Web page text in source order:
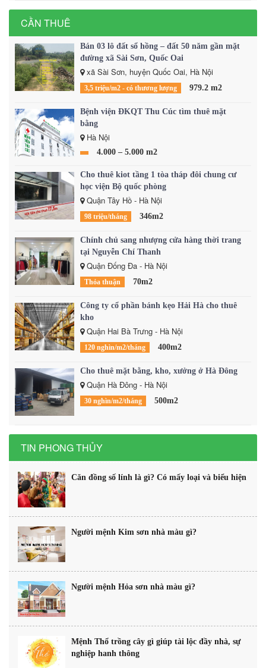
CẦN THUÊ
Bán 03 lô đất sổ hồng – đất 50 năm gần mặt
đường xã Sài Sơn, Quốc Oai
xã Sài Sơn, huyện Quốc Oai, Hà Nội
3,5 triệu/m2 - có thương lượng 979.2 m2
Bệnh viện ĐKQT Thu Cúc tìm thuê mặt
bằng
Hà Nội
4.000 – 5.000 m2
Cho thuê kiot tầng 1 tòa tháp đôi chung cư
học viện Bộ quốc phòng
Quận Tây Hồ - Hà Nội
98 triệu/tháng 346m2
Chính chủ sang nhượng cửa hàng thời trang
tại Nguyễn Chí Thanh
Quận Đống Đa - Hà Nội
Thỏa thuận 70m2
Công ty cổ phần bánh kẹo Hải Hà cho thuê
kho
Quận Hai Bà Trưng - Hà Nội
120 nghìn/m2/tháng 400m2
Cho thuê mặt bằng, kho, xưởng ở Hà Đông
Quận Hà Đông - Hà Nội
30 nghìn/m2/tháng 500m2
TIN PHONG THỦY
Căn đồng số lính là gì? Có mấy loại và biểu hiện
Người mệnh Kim sơn nhà màu gì?
Người mệnh Hỏa sơn nhà màu gì?
Mệnh Thổ trồng cây gì giúp tài lộc đầy nhà, sự
nghiệp hanh thông